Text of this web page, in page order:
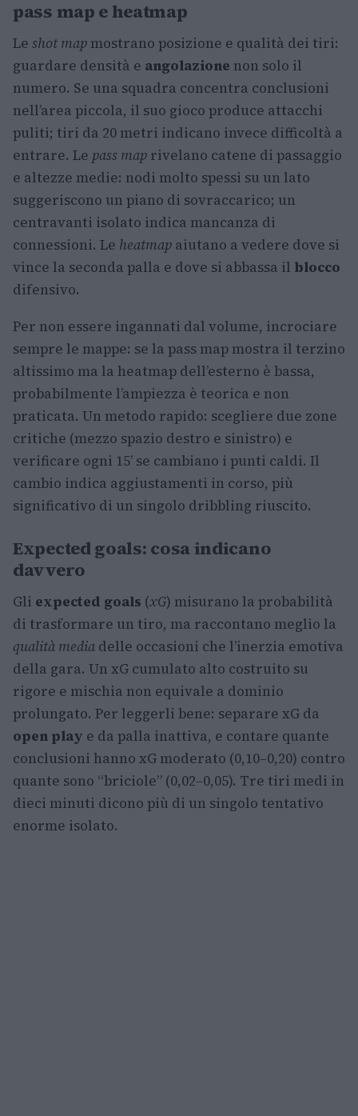
pass map e heatmap
Le shot map mostrano posizione e qualità dei tiri:
guardare densità e angolazione non solo il
numero. Se una squadra concentra conclusioni
nell’area piccola, il suo gioco produce attacchi
puliti; tiri da 20 metri indicano invece difficoltà a
entrare. Le pass map rivelano catene di passaggio
e altezze medie: nodi molto spessi su un lato
suggeriscono un piano di sovraccarico; un
centravanti isolato indica mancanza di
connessioni. Le heatmap aiutano a vedere dove si
vince la seconda palla e dove si abbassa il blocco
difensivo.
Per non essere ingannati dal volume, incrociare
sempre le mappe: se la pass map mostra il terzino
altissimo ma la heatmap dell’esterno è bassa,
probabilmente l’ampiezza è teorica e non
praticata. Un metodo rapido: scegliere due zone
critiche (mezzo spazio destro e sinistro) e
verificare ogni 15’ se cambiano i punti caldi. Il
cambio indica aggiustamenti in corso, più
significativo di un singolo dribbling riuscito.
Expected goals: cosa indicano
davvero
Gli expected goals (xG) misurano la probabilità
di trasformare un tiro, ma raccontano meglio la
qualità media delle occasioni che l’inerzia emotiva
della gara. Un xG cumulato alto costruito su
rigore e mischia non equivale a dominio
prolungato. Per leggerli bene: separare xG da
open play e da palla inattiva, e contare quante
conclusioni hanno xG moderato (0,10–0,20) contro
quante sono “briciole” (0,02–0,05). Tre tiri medi in
dieci minuti dicono più di un singolo tentativo
enorme isolato.